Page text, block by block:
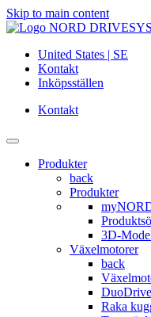
Skip to main content
United States | SE
Kontakt
Inköpsställen
Kontakt
Produkter
back
Produkter
3D-
Växelmotorer
back
DuoDrive
Raka